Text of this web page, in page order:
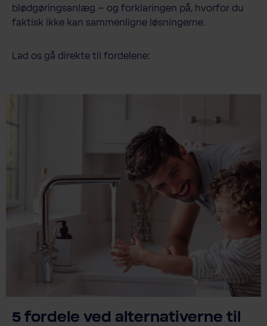
blødgøringsanlæg – og forklaringen på, hvorfor du
faktisk ikke kan sammenligne løsningerne.
Lad os gå direkte til fordelene:
5 fordele ved alternativerne til